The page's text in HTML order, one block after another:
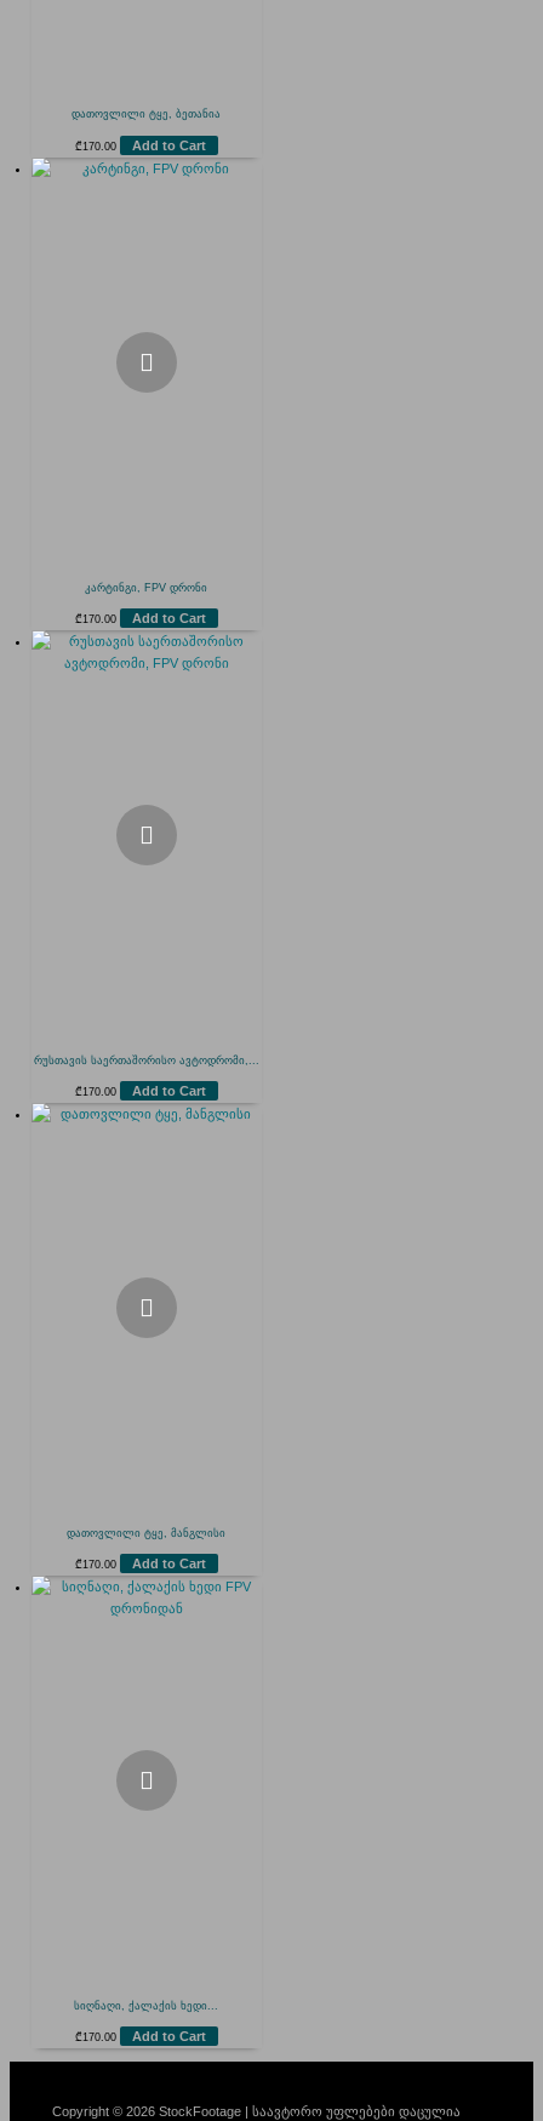
დათოვლილი ტყე, ბეთანია
₾ 170.00 Add to Cart
კარტინგი, FPV დრონი
₾170.00 Add to Cart
რუსთავის საერთაშორისო ავტოდრომი,...
₾170.00 Add to Cart
დათოვლილი ტყე, მანგლისი
₾170.00 Add to Cart
სიღნაღი, ქალაქის ხედი...
₾170.00 Add to Cart
Copyright © 2026 StockFootage | საავტორო უფლებები დაცულია